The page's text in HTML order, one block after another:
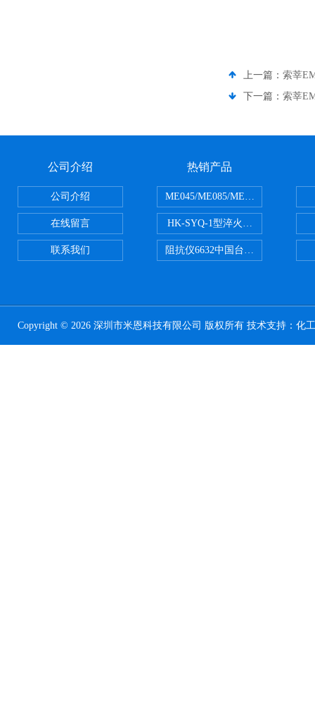
上一篇： 索莘
下一篇： 索莘
公司介绍
公司介绍
在线留言
联系我们
热销产品
ME045/ME085/ME150ME系列
HK-SYQ-1型淬火介质冷却性能测
阻抗仪6632中国台湾益和
Copyright © 2026 深圳市米恩科技有限公司 版权所有 技术支持： 化